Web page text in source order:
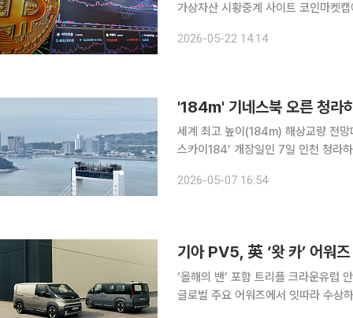
가상자산 시황중계 사이트 코인마켓
를 단순 환산하면 약 1조1776억
2026-05-22 14:14
'184m' 기네스북 오른 청라
세계 최고 높이(184m) 해상교량 전
스카이184’ 개장일인 7일 인천 청라
험 운영을 거쳐 15일부터 체험형 시
2026-05-07 16:54
기아 PV5, 英 ‘왓 카’ 어워
‘올해의 밴’ 포함 트리플 크라운유럽 안전성·글로
글로벌 주요 어워즈에서 잇따라 수상하며 상품 경쟁력